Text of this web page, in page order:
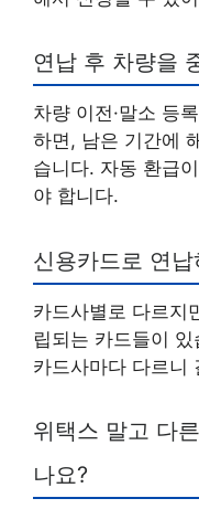
연납 후 차량을
차량 이전·말소 등
하면, 남은 기간에
습니다. 자동 환급
야 합니다.
신용카드로 연
카드사별로 다르지
립되는 카드들이
카드사마다 다르니
위택스 말고 다
나요?